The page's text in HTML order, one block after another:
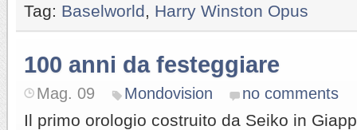
Tag: Baselworld Harry Winston Opus
100 anni da festeggiare
Mag. 09 Mondovision no comments
Il primo orologio costruito da Seiko in